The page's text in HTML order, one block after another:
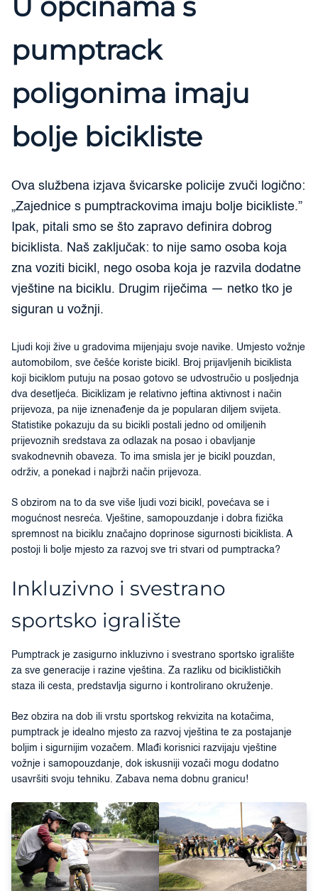
pumptrack
poligonima imaju
bolje bicikliste
Ova službena izjava švicarske policije zvuči logično:
„Zajednice s pumptrackovima imaju bolje bicikliste.”
Ipak, pitali smo se što zapravo definira dobrog
biciklista. Naš zaključak: to nije samo osoba koja
zna voziti bicikl, nego osoba koja je razvila dodatne
vještine na biciklu. Drugim riječima — netko tko je
siguran u vožnji.
Ljudi koji žive u gradovima mijenjaju svoje navike. Umjesto vožnje
automobilom, sve češće koriste bicikl. Broj prijavljenih biciklista
koji biciklom putuju na posao gotovo se udvostručio u posljednja
dva desetljeća. Biciklizam je relativno jeftina aktivnost i način
prijevoza, pa nije iznenađenje da je popularan diljem svijeta.
Statistike pokazuju da su bicikli postali jedno od omiljenih
prijevoznih sredstava za odlazak na posao i obavljanje
svakodnevnih obaveza. To ima smisla jer je bicikl pouzdan,
održiv, a ponekad i najbrži način prijevoza.
S obzirom na to da sve više ljudi vozi bicikl, povećava se i
mogućnost nesreća. Vještine, samopouzdanje i dobra fizička
spremnost na biciklu značajno doprinose sigurnosti biciklista. A
postoji li bolje mjesto za razvoj sve tri stvari od pumptracka?
Inkluzivno i svestrano
sportsko igralište
Pumptrack je zasigurno inkluzivno i svestrano sportsko igralište
za sve generacije i razine vještina. Za razliku od biciklističkih
staza ili cesta, predstavlja sigurno i kontrolirano okruženje.
Bez obzira na dob ili vrstu sportskog rekvizita na kotačima,
pumptrack je idealno mjesto za razvoj vještina te za postajanje
boljim i sigurnijim vozačem. Mlađi korisnici razvijaju vještine
vožnje i samopouzdanje, dok iskusniji vozači mogu dodatno
usavršiti svoju tehniku. Zabava nema dobnu granicu!